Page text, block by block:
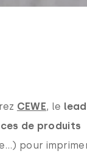
CEWE, le
de produits
pour